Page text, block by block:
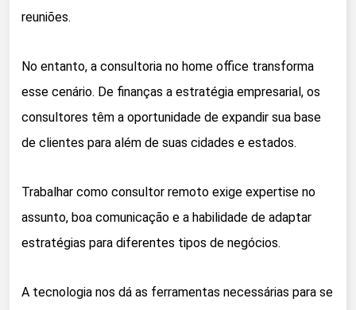
reuniões.
No entanto, a consultoria no home office transforma
esse cenário. De finanças a estratégia empresarial, os
consultores têm a oportunidade de expandir sua base
de clientes para além de suas cidades e estados.
Trabalhar como consultor remoto exige expertise no
assunto, boa comunicação e a habilidade de adaptar
estratégias para diferentes tipos de negócios.
A tecnologia nos dá as ferramentas necessárias para se